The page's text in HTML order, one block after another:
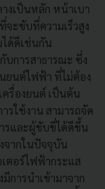
งเป็นหลัก หน้าเบา
จะขับที่ความเร็วสูง
ด้ดีเช่นกัน
บการสาธารณะ ซึ่ง
ยนต์ไฟฟ้า ที่ไม่ต้อง
ครื่องยนต์ เป็นต้น
รใช้งาน สามารถจัด
รและผู้ขับขี่ได้ดีขึ้น
จากในปัจจุบัน
ตอร์ไฟฟ้ากระแส
การนำเข้ามาจาก